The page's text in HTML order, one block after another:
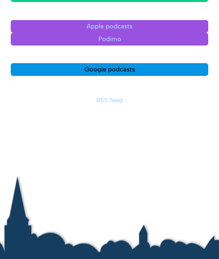
Apple podcasts
Podimo
Google podcasts
RSS feed